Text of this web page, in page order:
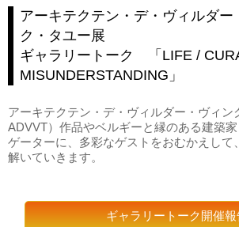
アーキテクテン・デ・ヴィルダー
ク・タユー展
ギャラリートーク 「LIFE /
MISUNDERSTANDING」
アーキテクテン・デ・ヴィルダー・ヴィン
ADVVT）作品やベルギーと縁のある建築
ゲーターに、多彩なゲストをおむかえして
解いていきます。
ギャラリートーク開催報